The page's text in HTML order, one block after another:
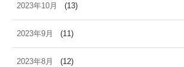
2023年10月 (13)
2023年9月 (11)
2023年8月 (12)